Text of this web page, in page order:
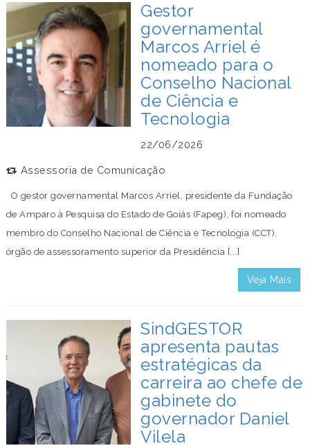
Gestor
governamental
Marcos Arriel é
nomeado para o
Conselho Nacional
de Ciência e
Tecnologia
22/06/2026
Assessoria de Comunicação
O gestor governamental Marcos Arriel, presidente da Fundação
de Amparo à Pesquisa do Estado de Goiás (Fapeg), foi nomeado
membro do Conselho Nacional de Ciência e Tecnologia (CCT),
órgão de assessoramento superior da Presidência [...]
Veja Mais
SindGESTOR
apresenta pautas
estratégicas da
carreira ao chefe de
gabinete do
governador Daniel
Vilela